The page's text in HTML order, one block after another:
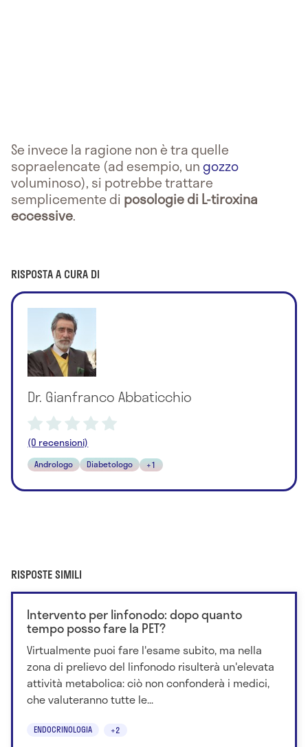
Se invece la ragione non è tra quelle
sopraelencate (ad esempio, ungozzo
voluminoso), si potrebbe trattare
semplicemente di posologie di L-tiroxina
eccessive.
RISPOSTA A CURA DI
Dr. Gianfranco Abbaticchio
(0 recensioni)
Andrologo Diabetologo +1
RISPOSTE SIMILI
Intervento per linfonodo: dopo quanto
tempo posso fare la PET?
Virtualmente puoi fare l'esame subito, ma nella
zona di prelievo del linfonodo risulterà un'elevata
attività metabolica: ciò non confonderà i medici,
che valuteranno tutte le...
ENDOCRINOLOGIA +2